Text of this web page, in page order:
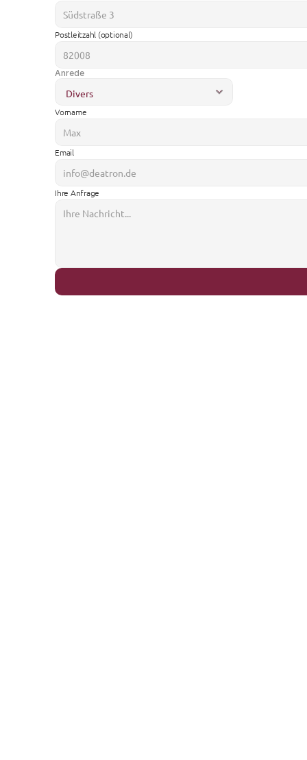
Postleitzahl (optional)
Anrede
Vorname
Email
Ihre Anfrage